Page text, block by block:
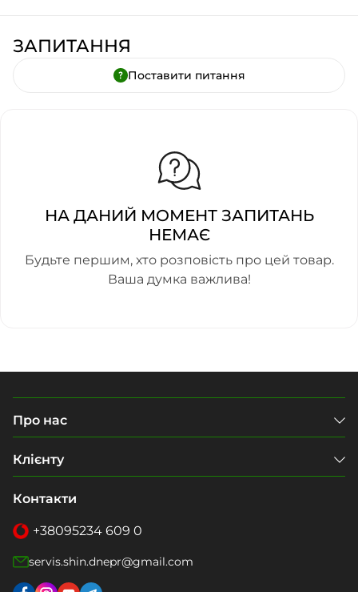
ЗАПИТАННЯ
Поставити питання
НА ДАНИЙ МОМЕНТ ЗАПИТАНЬ
НЕМАЄ
Будьте першим, хто розповість про цей товар.
Ваша думка важлива!
Про нас
Клієнту
Контакти
+38095234 609 0
servis.shin.dnepr@gmail.com